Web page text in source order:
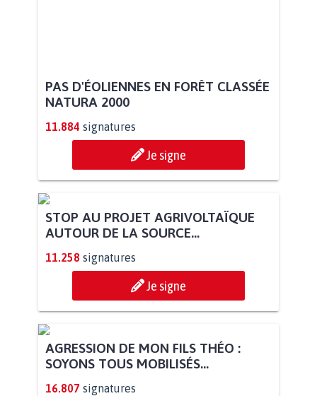
PAS D'ÉOLIENNES EN FORÊT CLASSÉE
NATURA 2000
11.884 signatures
Je signe
STOP AU PROJET AGRIVOLTAÏQUE
AUTOUR DE LA SOURCE...
11.258 signatures